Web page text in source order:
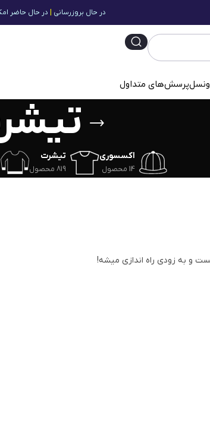
در حال بروزرسانی در حال حاضر
ونسلپرسش‌‌های متداول
اکسسوری
14 محصول
تیشرت
819 محصول
و به زودی راه اندازی میشه!